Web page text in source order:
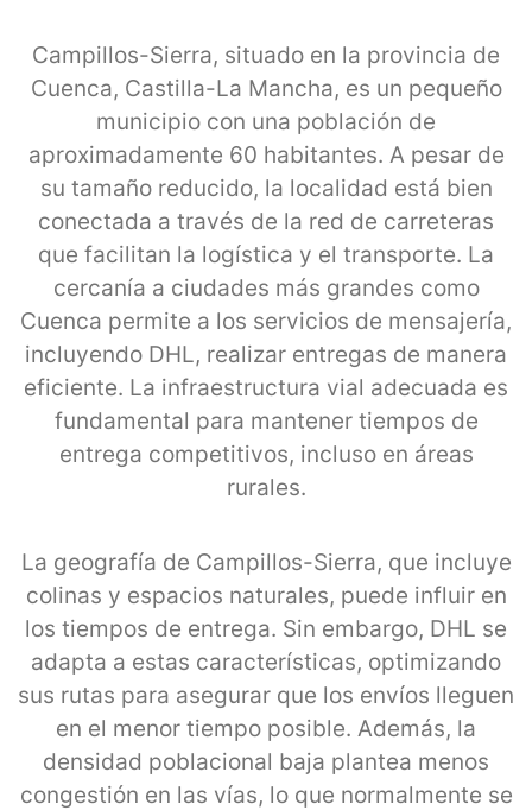
Campillos-Sierra, situado en la provincia de
Cuenca, Castilla-La Mancha, es un pequeño
municipio con una población de
aproximadamente 60 habitantes. A pesar de
su tamaño reducido, la localidad está bien
conectada a través de la red de carreteras
que facilitan la logística y el transporte. La
cercanía a ciudades más grandes como
Cuenca permite a los servicios de mensajería,
incluyendo DHL, realizar entregas de manera
eficiente. La infraestructura vial adecuada es
fundamental para mantener tiempos de
entrega competitivos, incluso en áreas
rurales.
La geografía de Campillos-Sierra, que incluye
colinas y espacios naturales, puede influir en
los tiempos de entrega. Sin embargo, DHL se
adapta a estas características, optimizando
sus rutas para asegurar que los envíos lleguen
en el menor tiempo posible. Además, la
densidad poblacional baja plantea menos
congestión en las vías, lo que normalmente se